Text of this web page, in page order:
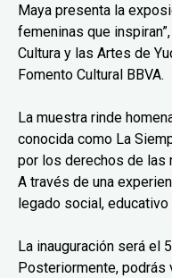
Maya presenta la
femeninas que
Cultura y las Artes de
Fomento Cultural BBVA.
La muestra rinde
conocida como La
por los derechos de las
A través de una
legado social, educativo
La inauguración será el
Posteriormente, podrás